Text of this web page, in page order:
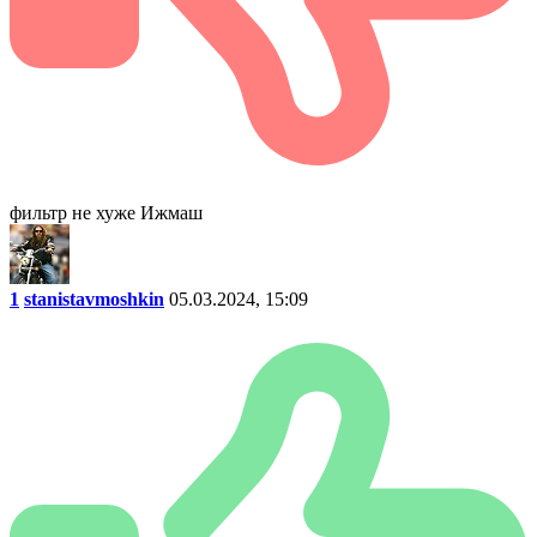
фильтр не хуже Ижмаш
1 stanistavmoshkin 05.03.2024, 15:09